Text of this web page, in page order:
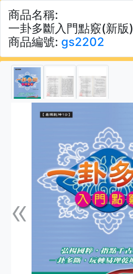
商品名稱:
一卦多斷入門點竅(新版)
商品編號: gs2202
«上一張